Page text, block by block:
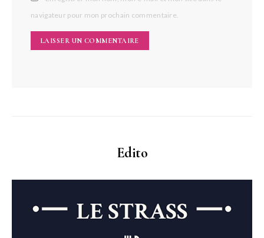
navigateur pour mon prochain commentaire.
Edito